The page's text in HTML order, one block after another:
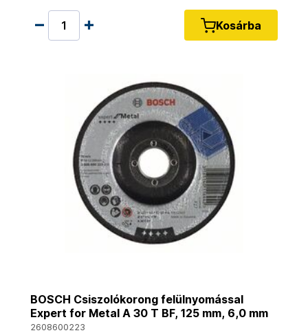
Kosárba
BOSCH Csiszolókorong felülnyomással
Expert for Metal A 30 T BF, 125 mm, 6,0 mm
2608600223